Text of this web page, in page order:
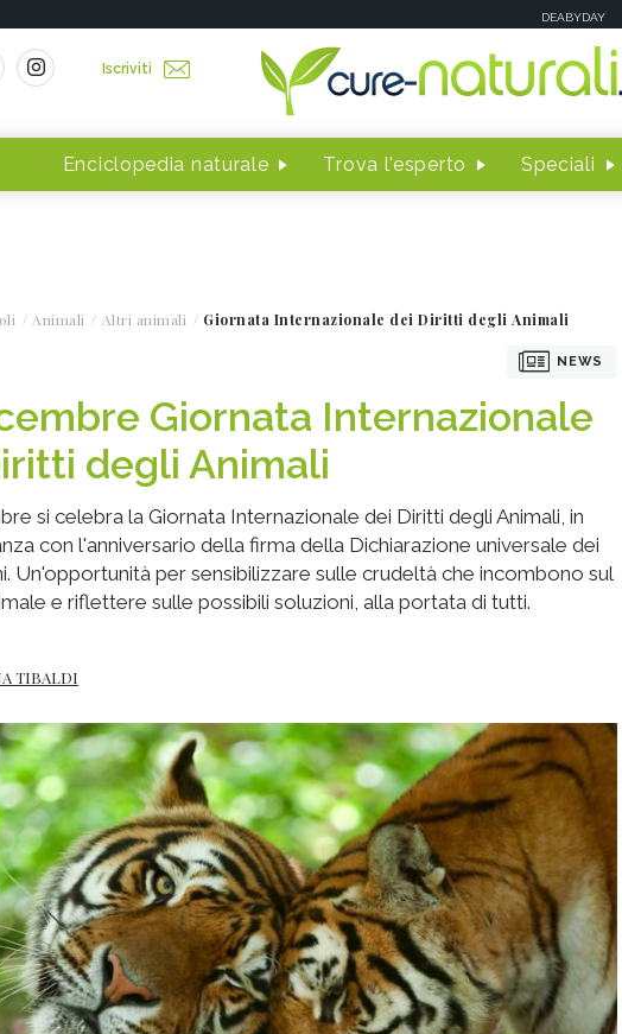
DEABYDAY
Iscriviti
Enciclopedia naturale Trova l'esperto Speciali
Animali Altri animali Giornata Internazionale dei Diritti degli Animali
NEWS
Giornata Internazionale
degli Animali
si celebra la Giornata Internazionale dei Diritti degli Animali, in
con l'anniversario della firma della Dichiarazione universale dei
Un'opportunità per sensibilizzare sulle crudeltà che incombono sul
e riflettere sulle possibili soluzioni, alla portata di tutti.
TIBALDI